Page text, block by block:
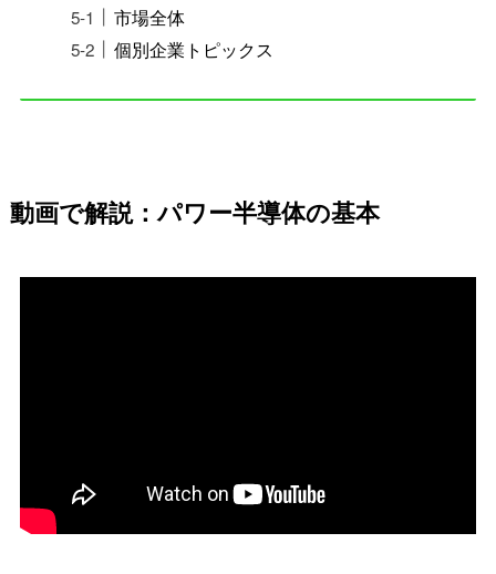
市場全体
個別企業トピックス
動画で解説：パワー半導体の基本